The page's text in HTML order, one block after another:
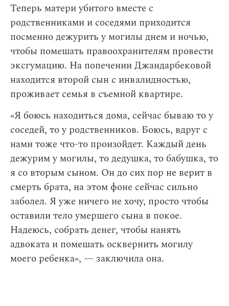
Теперь матери убитого вместе с
родственниками и соседями приходится
посменно дежурить у могилы днем и ночью,
чтобы помешать правоохранителям провести
эксгумацию. На попечении Джандарбековой
находится второй сын с инвалидностью,
проживает семья в съемной квартире.
«Я боюсь находиться дома, сейчас бываю то у
соседей, то у родственников. Боюсь, вдруг с
нами тоже что-то произойдет. Каждый день
дежурим у могилы, то дедушка, то бабушка, то
я со вторым сыном. Он до сих пор не верит в
смерть брата, на этом фоне сейчас сильно
заболел. Я уже ничего не хочу, просто чтобы
оставили тело умершего сына в покое.
Надеюсь, собрать денег, чтобы нанять
адвоката и помешать осквернить могилу
моего ребенка», — заключила она.